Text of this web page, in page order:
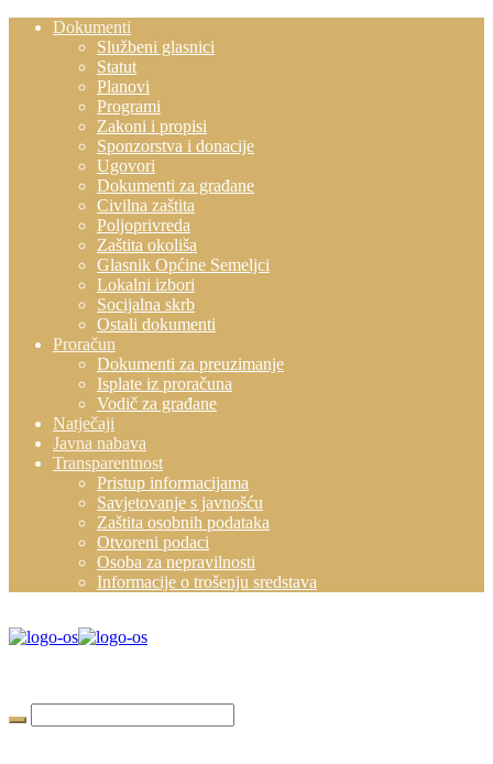
Dokumenti
Službeni glasnici
Statut
Planovi
Programi
Zakoni i propisi
Sponzorstva i donacije
Ugovori
Dokumenti za građane
Civilna zaštita
Poljoprivreda
Zaštita okoliša
Glasnik Općine Semeljci
Lokalni izbori
Socijalna skrb
Ostali dokumenti
Proračun
Dokumenti za preuzimanje
Isplate iz proračuna
Vodič za građane
Natječaji
Javna nabava
Transparentnost
Pristup informacijama
Savjetovanje s javnošću
Zaštita osobnih podataka
Otvoreni podaci
Osoba za nepravilnosti
Informacije o trošenju sredstava